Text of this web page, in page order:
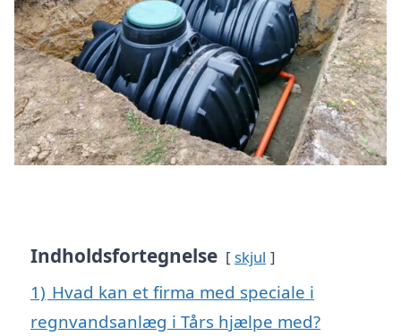
Indholdsfortegnelse skjul
1) Hvad kan et firma med speciale i
regnvandsanlæg i Tårs hjælpe med?